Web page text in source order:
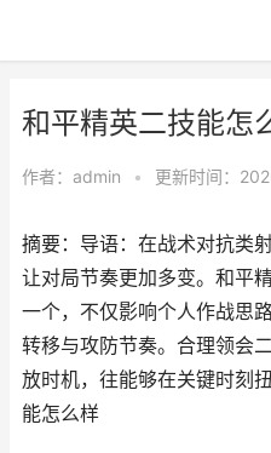
和平精英二技能怎
作者： admin • 更新时间：
摘要：导语：在战术对抗类
让对局节奏更加多变。和平
一个，不仅影响个人作战思
转移与攻防节奏。合理领会
放时机，往能够在关键时刻
能怎么样